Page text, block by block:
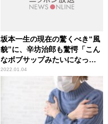
坂本一生の現在の驚くべき“風
貌”に、辛坊治郎も驚愕「こん
なボブサップみたいになって
いるとは」
2022.01.04